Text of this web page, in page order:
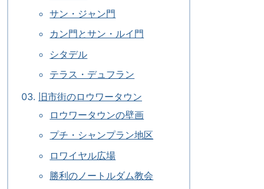
サン・ジャン門
カン門とサン・ルイ門
シタデル
テラス・デュフラン
旧市街のロウワータウン
ロウワータウンの壁画
プチ・シャンプラン地区
ロワイヤル広場
勝利のノートルダム教会